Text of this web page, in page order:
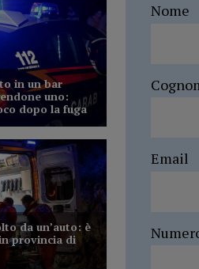
Nome
Email